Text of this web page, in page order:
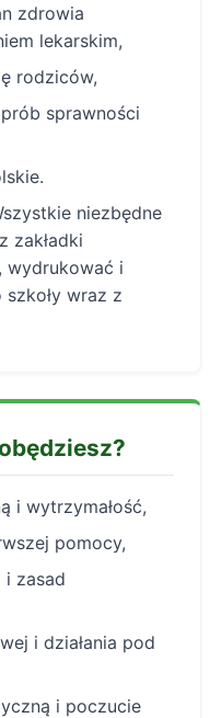
zdrowia
lekarskim,
rodziców,
sprawności
niezbędne
zakładki
, wydrukować i
szkoły wraz z
i wytrzymałość,
pomocy,
i zasad
i działania pod
i poczucie